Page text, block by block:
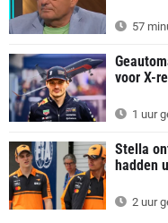
57
voor X-
1 uur
Stella
hadden
2 uur